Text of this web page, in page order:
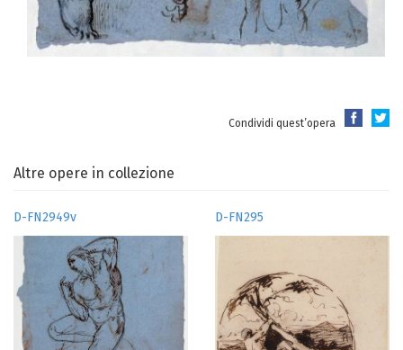
Condividi quest’opera
Altre opere in collezione
D-FN2949v D-FN295